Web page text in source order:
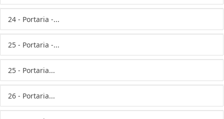
24 - Portaria -...
25 - Portaria -...
25 - Portaria...
26 - Portaria...